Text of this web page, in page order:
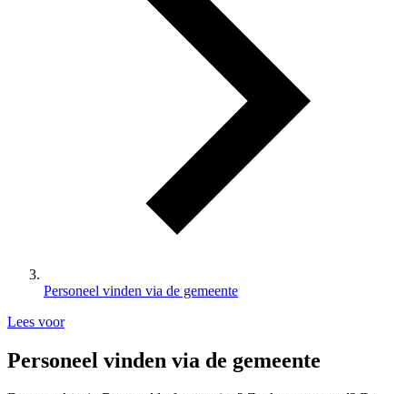
Personeel vinden via de gemeente
Lees voor
Personeel vinden via de gemeente